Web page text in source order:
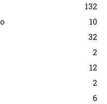
132
10
32
2
12
2
6